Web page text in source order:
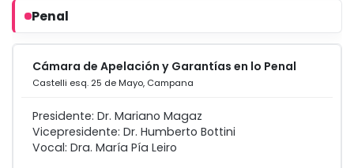
Penal
Cámara de Apelación y Garantías en lo Penal
Castelli esq. 25 de Mayo, Campana
Presidente: Dr. Mariano Magaz
Vicepresidente: Dr. Humberto Bottini
Vocal: Dra. María Pía Leiro